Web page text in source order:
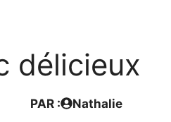
délicieux
PAR : Nathalie